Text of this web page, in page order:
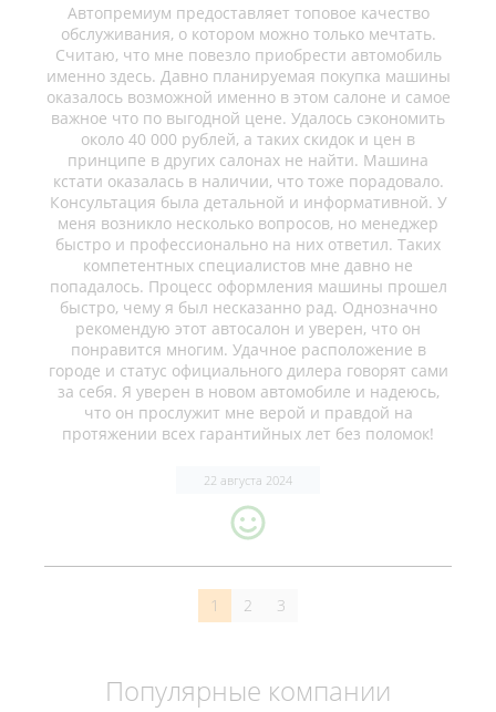
Автопремиум предоставляет топовое качество
обслуживания, о котором можно только мечтать.
Считаю, что мне повезло приобрести автомобиль
именно здесь. Давно планируемая покупка машины
оказалось возможной именно в этом салоне и самое
важное что по выгодной цене. Удалось сэкономить
около 40 000 рублей, а таких скидок и цен в
принципе в других салонах не найти. Машина
кстати оказалась в наличии, что тоже порадовало.
Консультация была детальной и информативной. У
меня возникло несколько вопросов, но менеджер
быстро и профессионально на них ответил. Таких
компетентных специалистов мне давно не
попадалось. Процесс оформления машины прошел
быстро, чему я был несказанно рад. Однозначно
рекомендую этот автосалон и уверен, что он
понравится многим. Удачное расположение в
городе и статус официального дилера говорят сами
за себя. Я уверен в новом автомобиле и надеюсь,
что он прослужит мне верой и правдой на
протяжении всех гарантийных лет без поломок!
22 августа 2024
1 2 3
Популярные компании